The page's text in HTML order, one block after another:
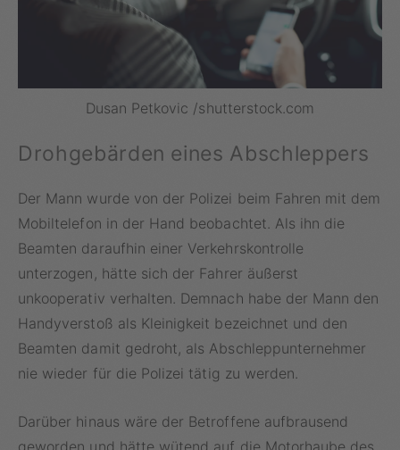
Dusan Petkovic /shutterstock.com
Drohgebärden eines Abschleppers
Der Mann wurde von der Polizei beim Fahren mit dem
Mobiltelefon in der Hand beobachtet. Als ihn die
Beamten daraufhin einer Verkehrskontrolle
unterzogen, hätte sich der Fahrer äußerst
unkooperativ verhalten. Demnach habe der Mann den
Handyverstoß als Kleinigkeit bezeichnet und den
Beamten damit gedroht, als Abschleppunternehmer
nie wieder für die Polizei tätig zu werden.
Darüber hinaus wäre der Betroffene aufbrausend